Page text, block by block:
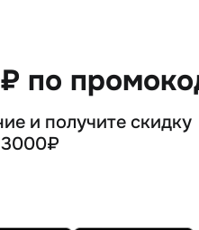
по
и получите скидку
3000₽